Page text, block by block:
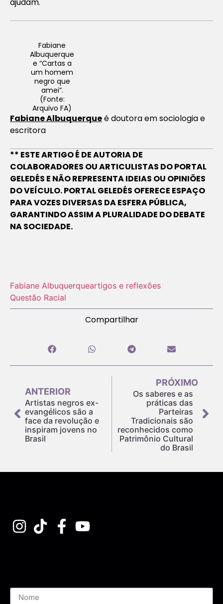
Fabiane
Albuquerque
e “Cartas a
um homem
negro que
amei”.
(Fonte:
Arquivo FA)
Fabiane Albuquerqueé doutora em sociologia e
escritora
** ESTE ARTIGO É DE AUTORIA DE
COLABORADORES OU ARTICULISTAS DO PORTAL
GELEDÉS E NÃO REPRESENTA IDEIAS OU OPINIÕES
DO VEÍCULO. PORTAL GELEDÉS OFERECE ESPAÇO
PARA VOZES DIVERSAS DA ESFERA PÚBLICA,
GARANTINDO ASSIM A PLURALIDADE DO DEBATE
NA SOCIEDADE.
Fabiane Albuquerqueartigos e reflexões
Questão Racial
Compartilhar
ANTERIOR
Artistas negros ex-
evangélicos são a
face da revolução e
inspiram jovens no
Brasil
PRÓXIMO
Os saberes e as
práticas das
Parteiras
Tradicionais são
reconhecidos como
Patrimônio Cultural
do Brasil